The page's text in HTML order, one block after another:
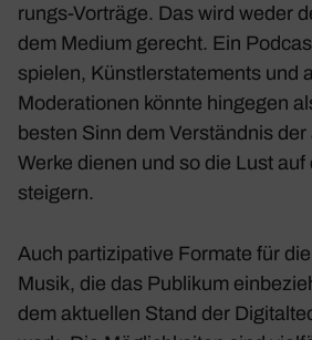
rungs-Vorträge. Das wird weder
dem Medium gerecht. Ein
spielen, Künst­ler­state­ments und
Mode­ra­tionen könnte hingegen
besten Sinn dem Verständnis
Werke dienen und so die Lust
stei­gern.
Auch parti­zi­pa­tive Formate für
Musik, die das Publikum
dem aktu­ellen Stand der